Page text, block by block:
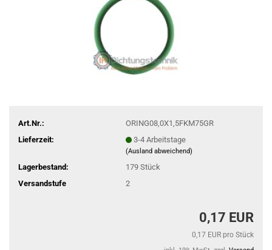
Art.Nr.:
ORING08,0X1,5FKM75GR
Lieferzeit:
3-4 Arbeitstage
(Ausland abweichend)
Lagerbestand: 179 Stück
Versandstufe
2
0,17 EUR
0,17 EUR pro Stück